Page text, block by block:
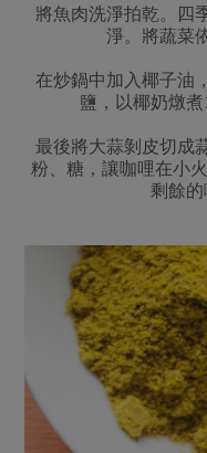
將魚肉洗淨拍乾。四
淨。將蔬菜
在炒鍋中加入椰子油
鹽，以椰奶燉煮
最後將大蒜剝皮切成
粉、糖，讓咖哩在小
剩餘的